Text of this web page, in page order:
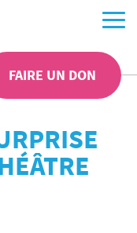
FAIRE UN DON